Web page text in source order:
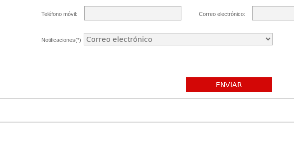
Teléfono móvil: Correo electrónico:
Notificaciones(*)
ENVIAR